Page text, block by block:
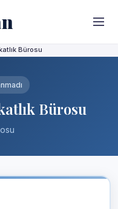
Bürosu
Bürosu